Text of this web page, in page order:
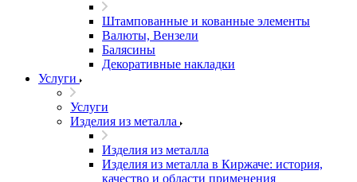
Штампованные и кованные элементы
Валюты, Вензели
Балясины
Декоративные накладки
Услуги
Услуги
Изделия из металла
Изделия из металла
Изделия из металла в Киржаче: история,
качество и области применения